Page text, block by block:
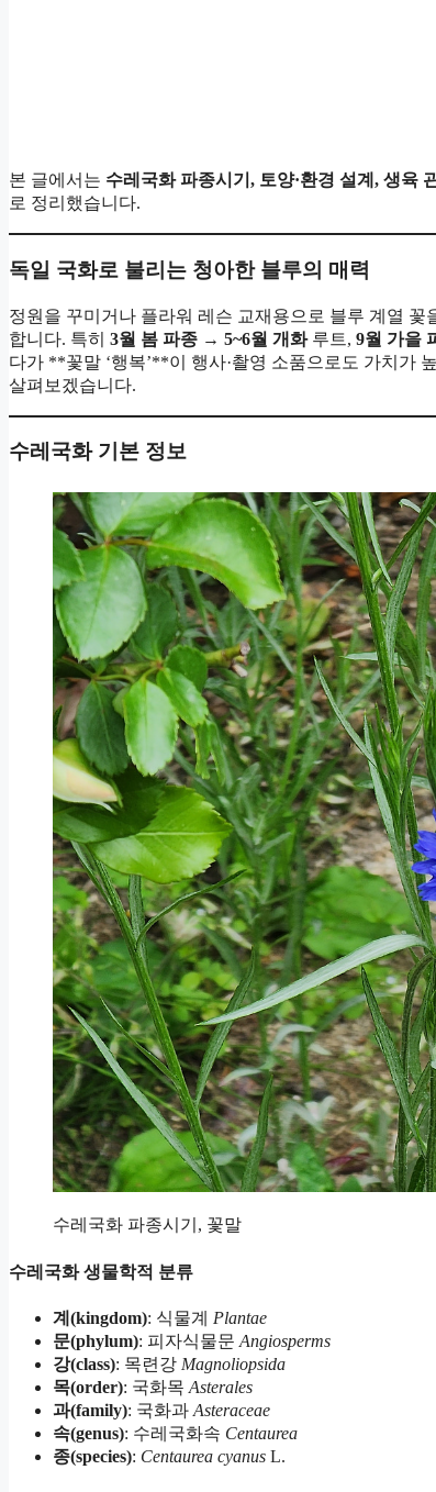
본 글에서는 수레국화 파종시기, 토양·환경 설계, 생육
로 정리했습니다.
독일 국화로 불리는 청아한 블루의 매력
정원을 꾸미거나 플라워 레슨 교재용으로 블루 계열
합니다. 특히 3월 봄 파종 → 5~6월 개화루트, 9월 가을
다가 **꽃말 ‘행복’**이 행사·촬영 소품으로도 가치가
살펴보겠습니다.
수레국화 기본 정보
수레국화 파종시기, 꽃말
수레국화 생물학적 분류
계(kingdom): 식물계 Plantae
문(phylum): 피자식물문 Angiosperms
강(class): 목련강 Magnoliopsida
목(order): 국화목 Asterales
과(family): 국화과 Asteraceae
속(genus): 수레국화속 Centaurea
종(species): Centaurea cyanus L.